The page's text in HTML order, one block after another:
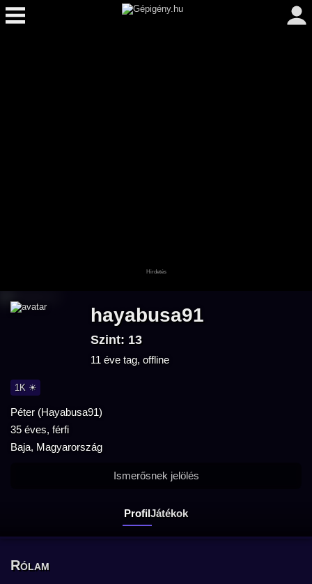
hayabusa91
Szint: 13
11 éve tag, offline
1K ☀
Péter (Hayabusa91)
35 éves, férfi
Baja, Magyarország
ProfilJátékok
Ismerősnek jelölés
Rólam